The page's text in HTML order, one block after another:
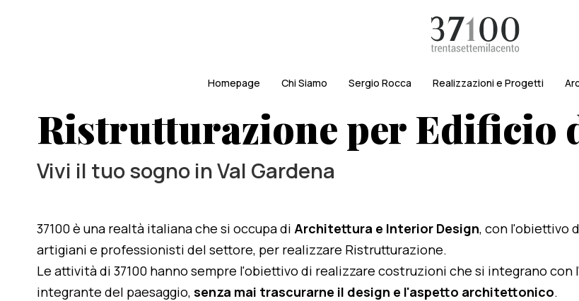
Homepage Chi Siamo Sergio Rocca Realizzazioni e Progetti
Ristrutturazione per Edificio
Vivi il tuo sogno in Val Gardena
37100 è una realtà italiana che si occupa di Architettura e Interior Design, con l'obiettivo
artigiani e professionisti del settore, per realizzare Ristrutturazione.
Le attività di 37100 hanno sempre l'obiettivo di realizzare costruzioni che si integrano
integrante del paesaggio, senza mai trascurarne il design e l'aspetto architettonico.